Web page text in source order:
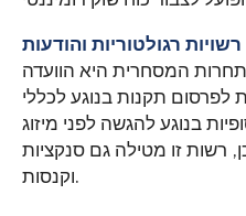
רשויות רגולטוריות והודעות
המסחרית היא הוועדה
לפרסום תקנות בנוגע לכללי
בנוגע להגשה לפני מיזוג
רשות זו מטילה גם סנקציות
וקנסות.